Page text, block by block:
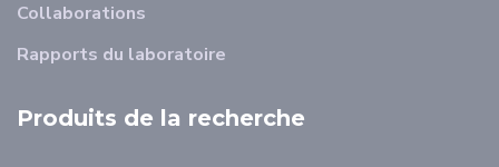
Collaborations
Rapports du laboratoire
Produits de la recherche